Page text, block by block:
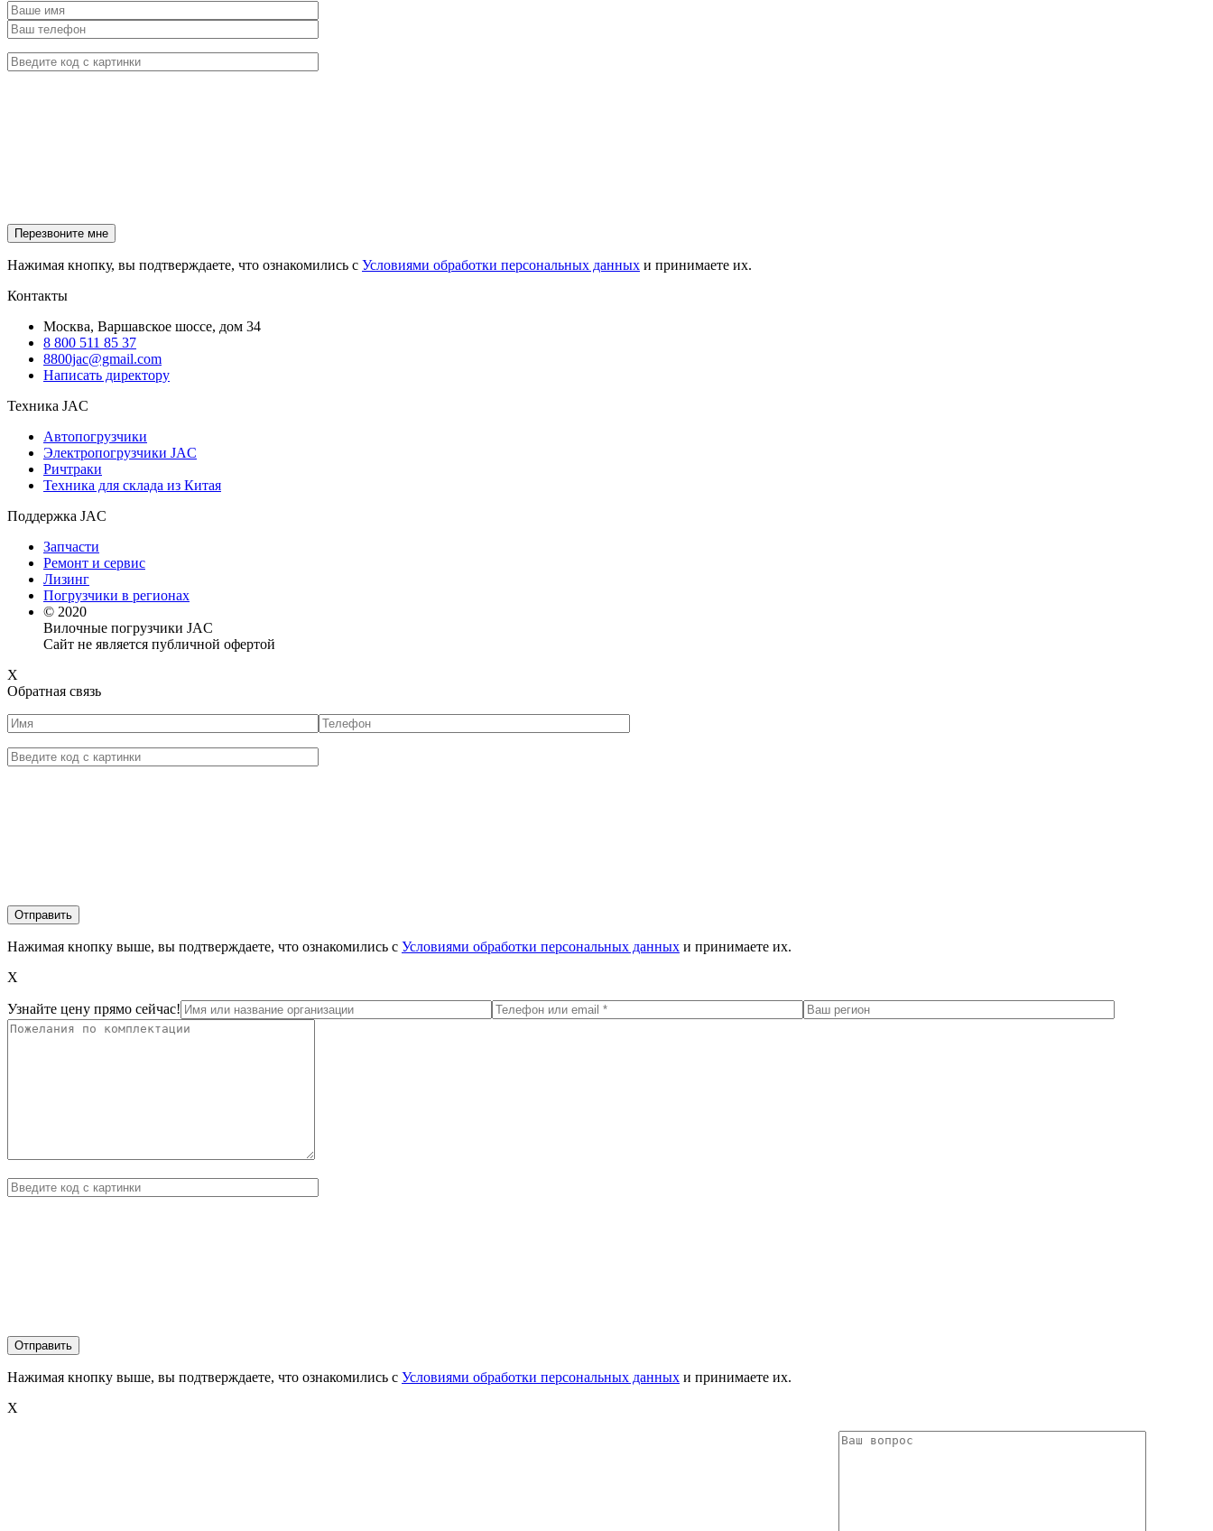
Нажимая кнопку, вы подтверждаете, что ознакомились с Условиями обработки персональных данных и принимаете их.
Контакты
Москва, Варшавское шоссе, дом 34
8 800 511 85 37
8800jac@gmail.com
Написать директору
Техника JAC
Автопогрузчики
Электропогрузчики JAC
Ричтраки
Техника для склада из Китая
Поддержка JAC
Запчасти
Ремонт и сервис
Лизинг
Погрузчики в регионах
© 2020
Вилочные погрузчики JAC
Сайт не является публичной офертой
X
Обратная связь
Нажимая кнопку выше, вы подтверждаете, что ознакомились с Условиями обработки персональных данных и принимаете их.
X
Узнайте цену прямо сейчас!
Нажимая кнопку выше, вы подтверждаете, что ознакомились с Условиями обработки персональных данных и принимаете их.
X